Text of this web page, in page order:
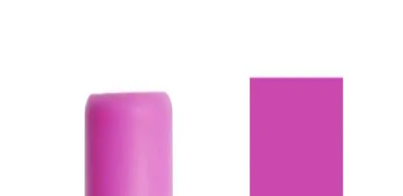
Morfose kahve renkli kuru şampuan, doğal görünüm ve hacim
sağlar, saç derisini temiz tutar, kullanım kolaylığı sunar ve renk